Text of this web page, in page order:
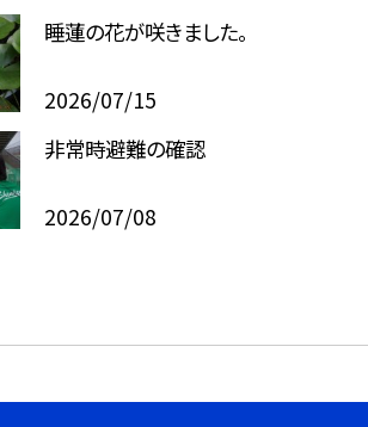
睡蓮の花が咲きました。
2026/07/15
非常時避難の確認
2026/07/08